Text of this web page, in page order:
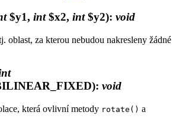
$y1, int$x2, int$y2): void
oblast, za kterou nebudou nakresleny žádné
: void
která ovlivní metody rotate() a